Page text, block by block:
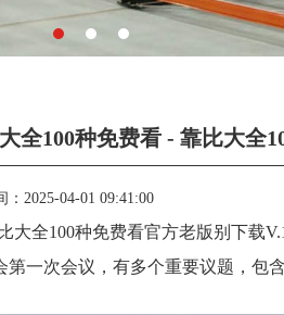
全100种免费看 - 靠比大全
2025-04-01 09:41:00
全100种免费看官方老版别下载
次会议，有多个重要议题，包